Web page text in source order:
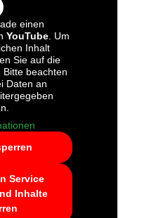
einen
YouTube. Um
Inhalt
Sie auf die
beachten
Daten an
Service
Inhalte